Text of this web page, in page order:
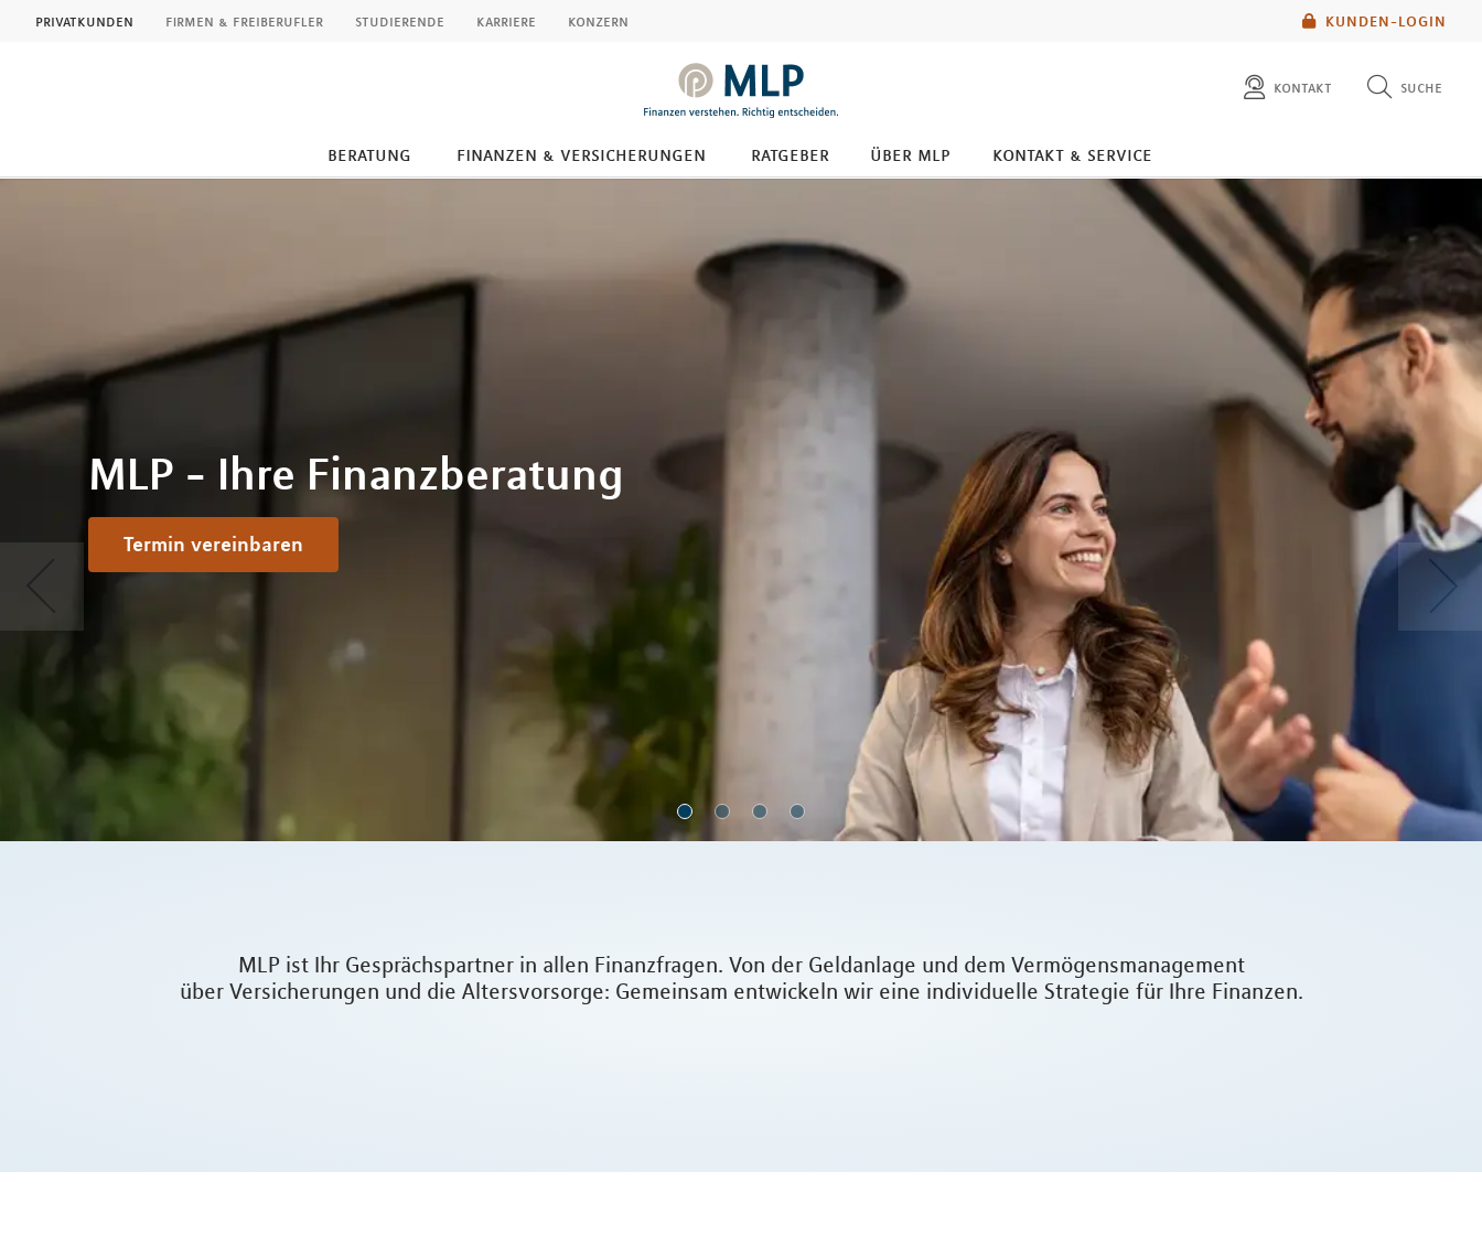
KUNDEN-LOGIN
privatkunden firmen & freiberufler studierende karriere konzern
kontakt suche
mlp berater finden
beratung finanzen & versicherungen ratgeber über mlp kontakt & service
MLP - Ihre Finanzberatung
Termin vereinbaren
MLP ist Ihr Gesprächspartner in allen Finanzfragen. Von der Geldanlage und dem Vermögensmanagement
über Versicherungen und die Altersvorsorge: Gemeinsam entwickeln wir eine individuelle Strategie für Ihre Finanzen.